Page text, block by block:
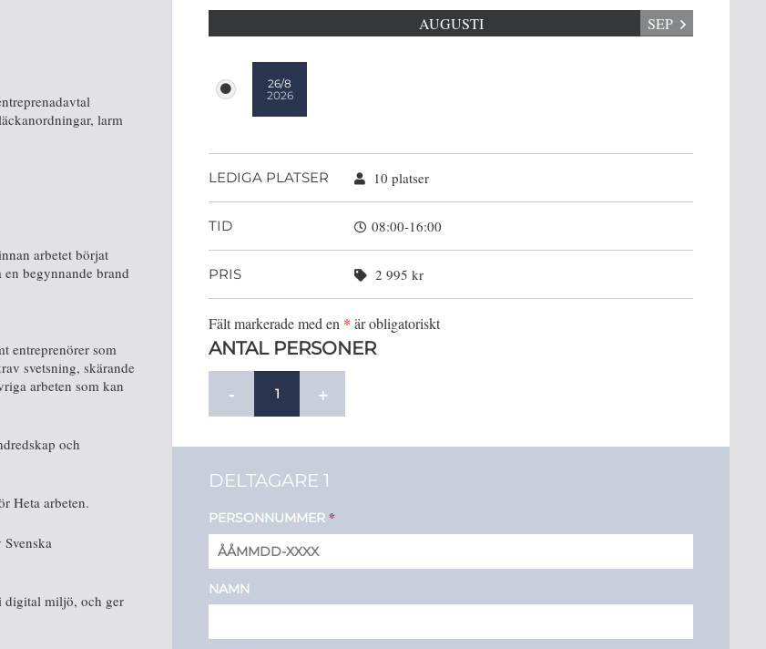
larm
arbetet börjat
begynnande brand
entreprenörer som
svetsning, skärande
arbeten som kan
och
Heta arbeten.
digital miljö, och ger
AUGUSTI SEP
26/8
2026
LEDIGA PLATSER 10 platser
TID 08:00-16:00
PRIS 2 995 kr
Fält markerade med en * är obligatoriskt
ANTAL PERSONER
- +
DELTAGARE 1
PERSONNUMMER *
NAMN